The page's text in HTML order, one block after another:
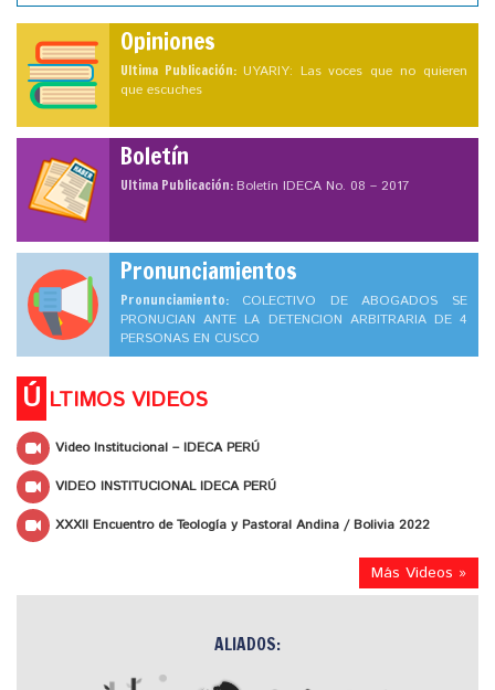
Opiniones
Ultima Publicación: UYARIY: Las voces que no quieren
que escuches
Boletín
Ultima Publicación:Boletín IDECA No. 08 – 2017
Pronunciamientos
Pronunciamiento: COLECTIVO DE ABOGADOS SE
PRONUCIAN ANTE LA DETENCION ARBITRARIA DE 4
PERSONAS EN CUSCO
Ú LTIMOS VIDEOS
Video Institucional – IDECA PERÚ
VIDEO INSTITUCIONAL IDECA PERÚ
XXXII Encuentro de Teología y Pastoral Andina / Bolivia 2022
Más Videos »
ALIADOS: